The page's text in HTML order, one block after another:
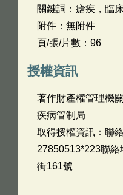
關鍵詞：瘧疾，臨
附件：無附件
頁/張/片數：96
授權資訊
著作財產權管理機
疾病管制局
取得授權資訊：聯
27850513*223聯
街161號